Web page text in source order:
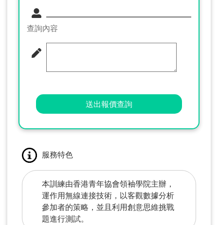
查詢內容
送出報價查詢
服務特色
本訓練由香港青年協會領袖學院主辦，
運作用無線連接技術，以客觀數據分析
參加者的策略，並且利用創意思維挑戰
題進行測試。